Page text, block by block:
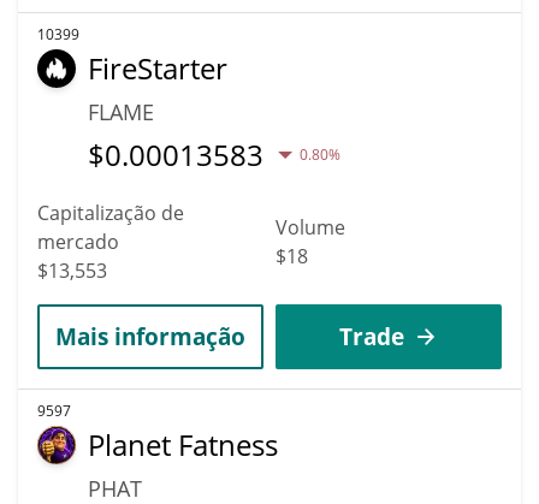
10399
FireStarter
FLAME
$0.00013583 0.80%
Capitalização de
mercado
$13,553
Volume
$18
Mais informação Trade
9597
Planet Fatness
PHAT